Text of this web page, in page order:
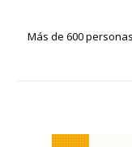
Más de 600